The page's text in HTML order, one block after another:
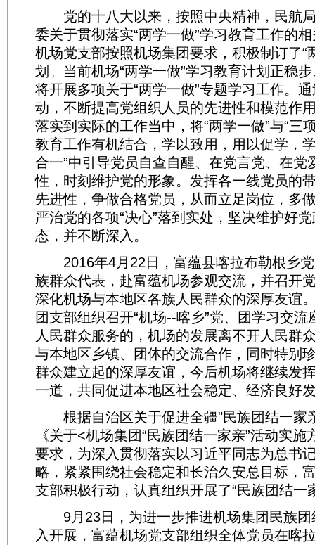
党的十八大以来，按照中央精神，民航
委关于贯彻落实“两学一做”学习教育工作的
机场党支部按照机场集团要求，积极制订了“
划。当前机场“两学一做”学习教育计划正稳
将开展多项关于“两学一做”专题学习工作。
动，不断提高党组织人员的先进性和模范作
落实到实际的工作当中，将“两学一做”与“三
教育工作有机结合，学以致用，用以促学，
合一”中引导党员自查自醒、在党言党、在党
性，时刻维护党的形象。发挥各一线党员的
先进性，争做合格党员，从而立足岗位，多
严治党的各项“决心”落到实处，坚决维护好
态，并不断深入。
2016年4月22日，富蕴县喀拉布勒根乡党
族群众代表，赴富蕴机场参观交流，并召开
深化机场与本地区各族人民群众的深厚友谊
团支部组织召开“机场--喀乡”党、团学习交
人民群众服务的，机场的发展离不开人民群
与本地区乡镇、团体的交流合作，同时特别
群众建立起的深厚友谊，今后机场将继续发
一道，共同促进本地区社会稳定、经济良好
根据自治区关于促进全疆"民族团结一家
《关于<机场集团“民族团结一家亲”活动实
要求，为深入贯彻落实以习近平同志为总书
略，紧紧围绕社会稳定和长治久安总目标，
支部积极行动，认真组织开展了“民族团结一
9月23日，为进一步推进机场集团民族团
入开展，富蕴机场党支部组织全体党员在喀